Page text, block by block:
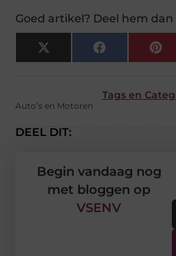
Goed artikel? Deel hem dan
X
(Twitter)
Facebook
Tags en
Auto’s en Motoren
DEEL DIT:
Begin vandaag nog
met bloggen op
VSENV